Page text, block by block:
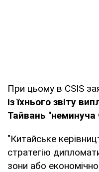
При цьому в CSIS
із їхнього звіту
Тайвань "неминуча
"Китайське
стратегію
зони або